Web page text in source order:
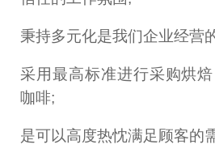
秉持多元化是我们企业经营
采用最高标准进行采购烘
咖啡;
是可以高度热忱满足顾客的